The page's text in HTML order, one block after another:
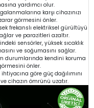
yardımcı olur.
karşı cihazınızı
görmesini önler.
frekanslı elektriksel gürültüyü
ve parazitleri azaltır.
sensörler, yüksek sıcaklık
ve soğumasını sağlar.
durumlarında kendini koruma
önler.
göre güç dağılımını
cihazın ömrünü uzatır.